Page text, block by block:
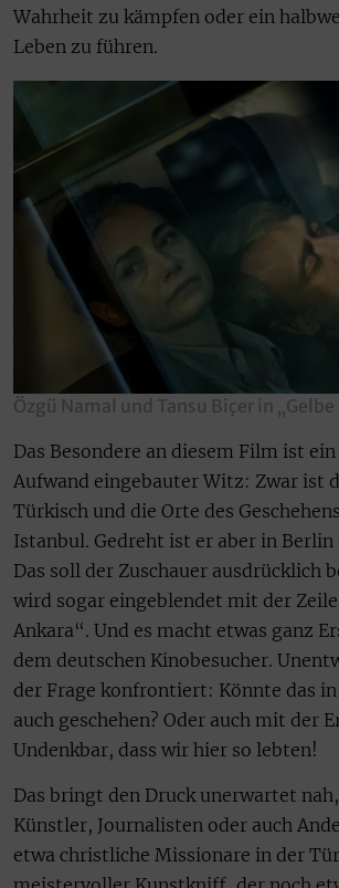
Wahrheit zu kämpfen oder ein
Leben zu führen.
Özgü Namal und Tansu Biçer in „Gelbe
Das Besondere an diesem Film ist
Aufwand eingebauter Witz: Zwar ist
Türkisch und die Orte des
Istanbul. Gedreht ist er aber in Berlin
Das soll der Zuschauer ausdrücklich
wird sogar eingeblendet mit der
Ankara“. Und es macht etwas ganz
dem deutschen Kinobesucher.
der Frage konfrontiert: Könnte das
auch geschehen? Oder auch mit der
Undenkbar, dass wir hier so lebten!
Das bringt den Druck unerwartet
Künstler, Journalisten oder auch
etwa christliche Missionare in der